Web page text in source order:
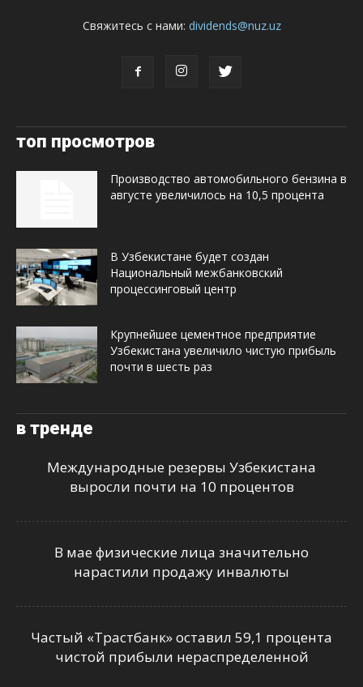
Свяжитесь с нами: dividends@nuz.uz
топ просмотров
Производство автомобильного бензина в
августе увеличилось на 10,5 процента
В Узбекистане будет создан
Национальный межбанковский
процессинговый центр
Крупнейшее цементное предприятие
Узбекистана увеличило чистую прибыль
почти в шесть раз
в тренде
Международные резервы Узбекистана
выросли почти на 10 процентов
В мае физические лица значительно
нарастили продажу инвалюты
Частый «Трастбанк» оставил 59,1 процента
чистой прибыли нераспределенной